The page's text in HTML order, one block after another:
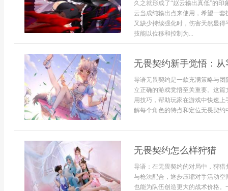
久之就形成了“赵云输出真低”的
云当成纯输出点来使用，希望一
又缺少持续强化时，伤害天然显
技能以位移和控制为...
无畏契约新手觉悟：
导语无畏契约是一款充满策略与
立正确的游戏觉悟至关重要。这
用技巧，帮助玩家在游戏中快速
解每个角色的特点和定位无畏契
无畏契约怎么样狩猎
导语：在无畏契约的对局中，狩
与枪法配合，逐步压缩对手活动
也能为队伍创造更大的战术价格